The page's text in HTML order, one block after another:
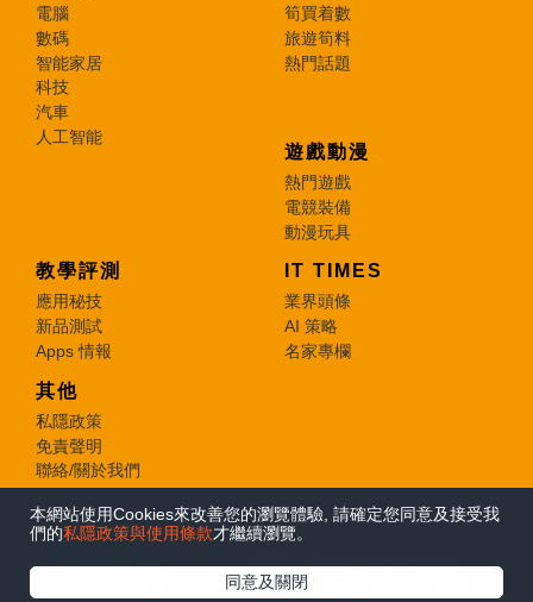
電腦
數碼
智能家居
科技
汽車
人工智能
筍買着數
旅遊筍料
熱門話題
遊戲動漫
熱門遊戲
電競裝備
動漫玩具
教學評測
應用秘技
新品測試
Apps 情報
IT TIMES
業界頭條
AI 策略
名家專欄
其他
私隱政策
免責聲明
聯絡/關於我們
© 2026 e-zone. All Rights Reserved.
本網站使用Cookies來改善您的瀏覽體驗, 請確定您同意及接受我
們的私隱政策與使用條款才繼續瀏覽。
同意及關閉